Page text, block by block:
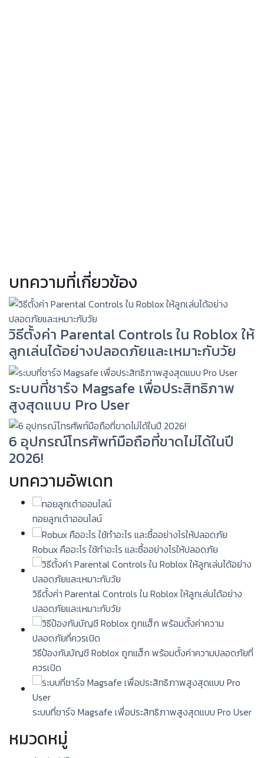
บทความที่เกี่ยวข้อง
วิธีตั้งค่า Parental Controls ใน Roblox ให้
ลูกเล่นได้อย่างปลอดภัยและเหมาะกับวัย
ระบบที่ชาร์จ Magsafe เพื่อประสิทธิภาพ
สูงสุดแบบ Pro User
6 อุปกรณ์โทรศัพท์มือถือที่ขาดไม่ได้ในปี
2026!
บทความอัพเดท
ทอยลูกเต๋าออนไลน์
Robux คืออะไร ใช้ทำอะไร และซื้ออย่างไรให้ปลอดภัย
วิธีตั้งค่า Parental Controls ใน Roblox ให้ลูกเล่นได้อย่าง
ปลอดภัยและเหมาะกับวัย
วิธีป้องกันบัญชี Roblox ถูกแฮ็ก พร้อมตั้งค่าความปลอดภัยที่
ควรเปิด
ระบบที่ชาร์จ Magsafe เพื่อประสิทธิภาพสูงสุดแบบ Pro User
หมวดหมู่